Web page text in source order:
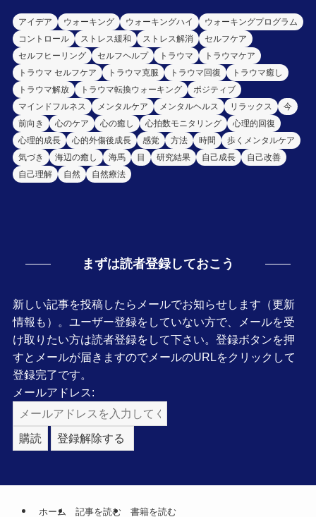
アイデア ウォーキング ウォーキングハイ
ウォーキングプログラム
コントロール
ストレス緩和 ストレス解消
セルフケア
セルフヒーリング
セルフヘルプ トラウマ
トラウマケア
トラウマ セルフケア
トラウマ克服 トラウマ回復
トラウマ癒し
トラウマ解放
トラウマ転換ウォーキング
ポジティブ
マインドフルネス
メンタルケア メンタルヘルス リラックス
今
前向き
心のケア 心の癒し 心拍数モニタリング
心理的回復
心理的成長
心的外傷後成長 感覚 方法 時間
歩くメンタルケア
気づき
海辺の癒し 海馬 目 研究結果 自己成長
自己改善
自己理解
自然 自然療法
まずは読者登録しておこう
新しい記事を投稿したらメールでお知らせします（更新
情報も）。ユーザー登録をしていない方で、メールを受
け取りたい方は読者登録をして下さい。登録ボタンを押
すとメールが届きますのでメールのURLをクリックして
登録完了です。
メールアドレス:
ホーム 記事を読む 書籍を読む